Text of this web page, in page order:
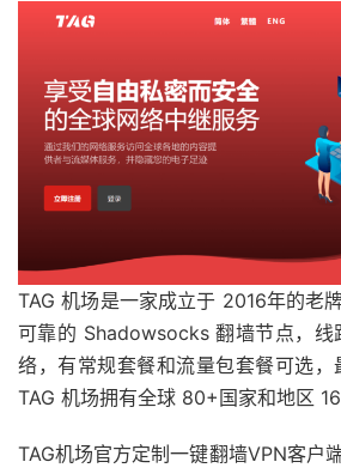
TAG 机场是一家成立于 2016年的老
可靠的 Shadowsocks 翻墙节点，线
络，有常规套餐和流量包套餐可选，
TAG 机场拥有全球 80+国家和地区
TAG机场官方定制一键翻墙VPN客户